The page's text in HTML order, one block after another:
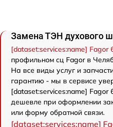
Замена ТЭН духового
[dataset:services:name] Fagor
профильном сц Fagor в
На все виды услуг и
гарантию - мы в сервисе
[dataset:services:name] Fagor
дешевле при оформлении
или форму обратной связи.
[dataset:services:name]